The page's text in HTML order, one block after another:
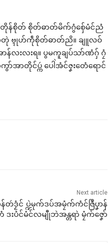
တိုန်စိုတ် စိုတ်ဓာတ်မိက်ဂွံစှ်ေမံင်ညံ
က်တုဲ ဗ္ၚုဟ်ကဵုစိုတ်ဓာတ်ညိ။ ချူလဝ်
ာန်လးလးရ။ ပွမကူချပ်သာ်ဏံဂှ် ဂၠံ
ာတိုင်ပ္ကဴ ပေါဲအံင်ဇၞးတေံရောင်
Next article
တဴဒၟံင် ပ္ဍဲမုက်ဒပ်အမၠံက်ကံင်ဇြဳပၞာန်
ဒးပံင်မံင်လမျီုဘဲအန္တရာဲ မၠံက်ဇၞော်